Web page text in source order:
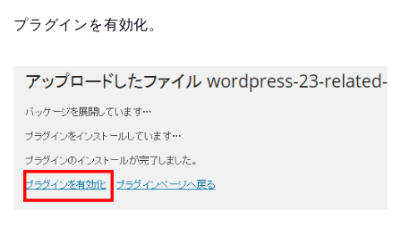
プラグインを有効化。